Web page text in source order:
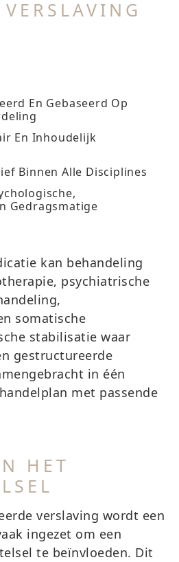
En Gebaseerd Op
En Inhoudelijk
Binnen Alle Disciplines
Gedragsmatige
kan behandeling
psychiatrische
somatische
stabilisatie waar
gestructureerde
in één
met passende
HET
verslaving wordt een
ingezet om een
te beïnvloeden. Dit